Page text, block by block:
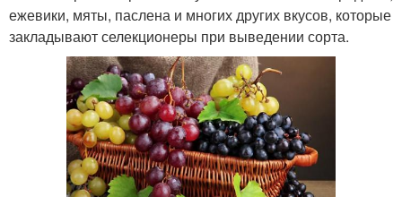
ежевики, мяты, паслена и многих других вкусов, которые
закладывают селекционеры при выведении сорта.